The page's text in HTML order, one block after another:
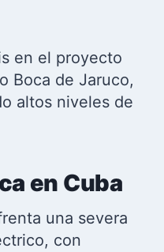
en el proyecto
Boca de Jaruco,
altos niveles de
en Cuba
una severa
con